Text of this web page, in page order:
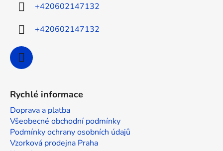
+420602147132
+420602147132
Rychlé informace
Doprava a platba
Všeobecné obchodní podmínky
Podmínky ochrany osobních údajů
Vzorková prodejna Praha